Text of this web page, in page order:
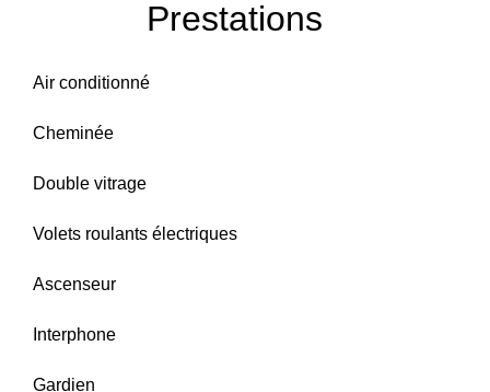
Prestations
Air conditionné
Cheminée
Double vitrage
Volets roulants électriques
Ascenseur
Interphone
Gardien